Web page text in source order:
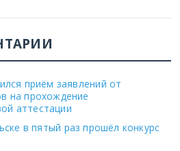
приём заявлений от
на прохождение
аттестации
в пятый раз прошёл конкурс